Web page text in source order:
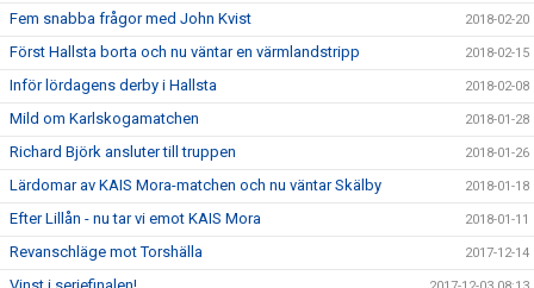
Fem snabba frågor med John Kvist 2018-02-20
Först Hallsta borta och nu väntar en värmlandstripp 2018-02-15
Inför lördagens derby i Hallsta 2018-02-08
Mild om Karlskogamatchen 2018-01-28
Richard Björk ansluter till truppen 2018-01-26
Lärdomar av KAIS Mora-matchen och nu väntar Skälby 2018-01-18
Efter Lillån - nu tar vi emot KAIS Mora 2018-01-11
Revanschläge mot Torshälla 2017-12-14